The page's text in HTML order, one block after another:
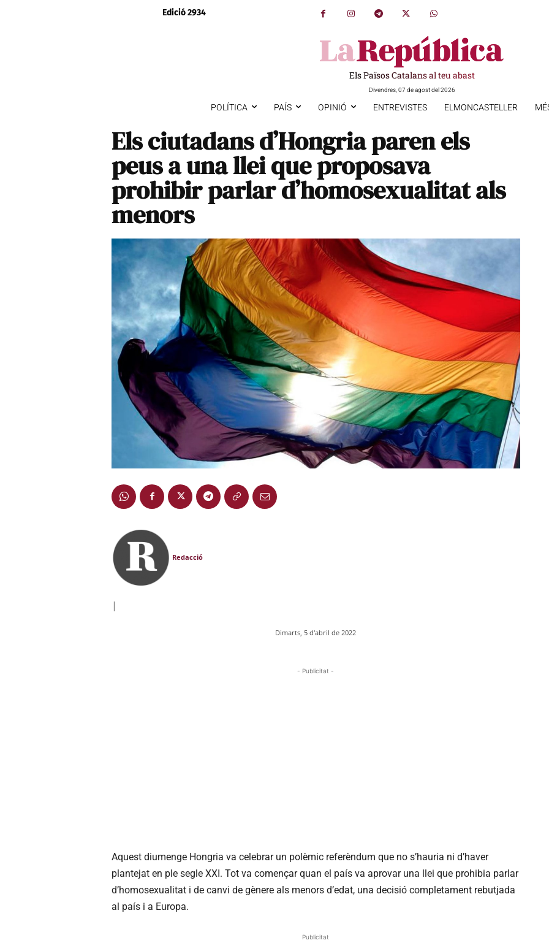
Edició 2934
Els Països Catalans al teu abast
Divendres, 07 de agost del 2026
POLÍTICA PAÍS OPINIÓ ENTREVISTES ELMONCASTELLER
Els ciutadans d’Hongria paren els
peus a una llei que proposava
prohibir parlar d’homosexualitat als
menors
Redacció
|
Dimarts, 5 d'abril de 2022
- Publicitat -
Aquest diumenge Hongria va celebrar un polèmic referèndum que no s’hauria ni d’haver
plantejat en ple segle XXI. Tot va començar quan el país va aprovar una llei que prohibia parlar
d’homosexualitat i de canvi de gènere als menors d’edat, una decisió completament rebutjada
al país i a Europa.
Publicitat